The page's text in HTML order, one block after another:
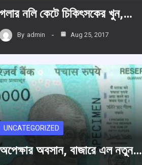
গলার নলি কেটে চিকিৎসকের খুন,…
By admin Aug 25, 2017
UNCATEGORIZED
অপেক্ষার অবসান, বাজারে এল নতুন…